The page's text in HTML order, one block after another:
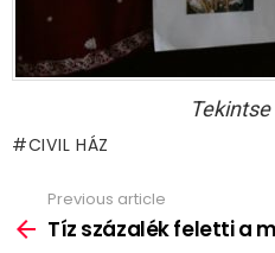
CIVIL HÁZ
more
Previous article
Tíz százalék feletti a